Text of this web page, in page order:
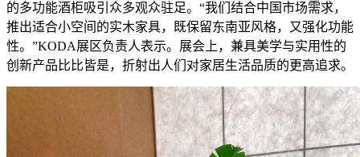
的多功能酒柜吸引众多观众驻足。“我们结合中国市场需求，
推出适合小空间的实木家具，既保留东南亚风格，又强化功能
性。”KODA展区负责人表示。展会上，兼具美学与实用性的
创新产品比比皆是，折射出人们对家居生活品质的更高追求。